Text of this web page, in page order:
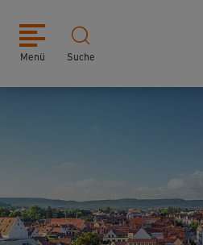
Menü Suche